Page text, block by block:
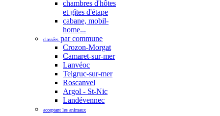
chambres d'hôtes
et gîtes d'étape
cabane, mobil-
home...
classées par commune
Crozon-Morgat
Camaret-sur-mer
Lanvéoc
Telgruc-sur-mer
Roscanvel
Argol - St-Nic
Landévennec
acceptant les animaux